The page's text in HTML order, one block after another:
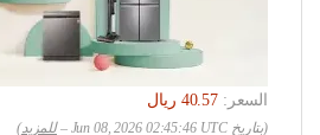
السعر:
‏40.57 ريال
(بتاريخ Jun 08, 2026 02:45:46 UTC – للمزيد)